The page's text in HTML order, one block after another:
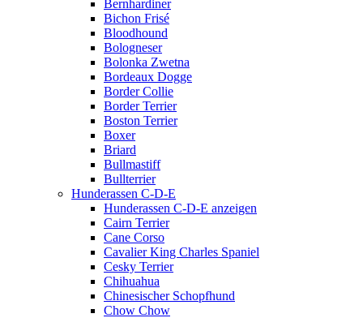
Bernhardiner
Bichon Frisé
Bloodhound
Bologneser
Bolonka Zwetna
Bordeaux Dogge
Border Collie
Border Terrier
Boston Terrier
Boxer
Briard
Bullmastiff
Bullterrier
Hunderassen C-D-E
Hunderassen C-D-E anzeigen
Cairn Terrier
Cane Corso
Cavalier King Charles Spaniel
Cesky Terrier
Chihuahua
Chinesischer Schopfhund
Chow Chow